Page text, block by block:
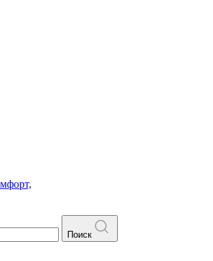
Поиск